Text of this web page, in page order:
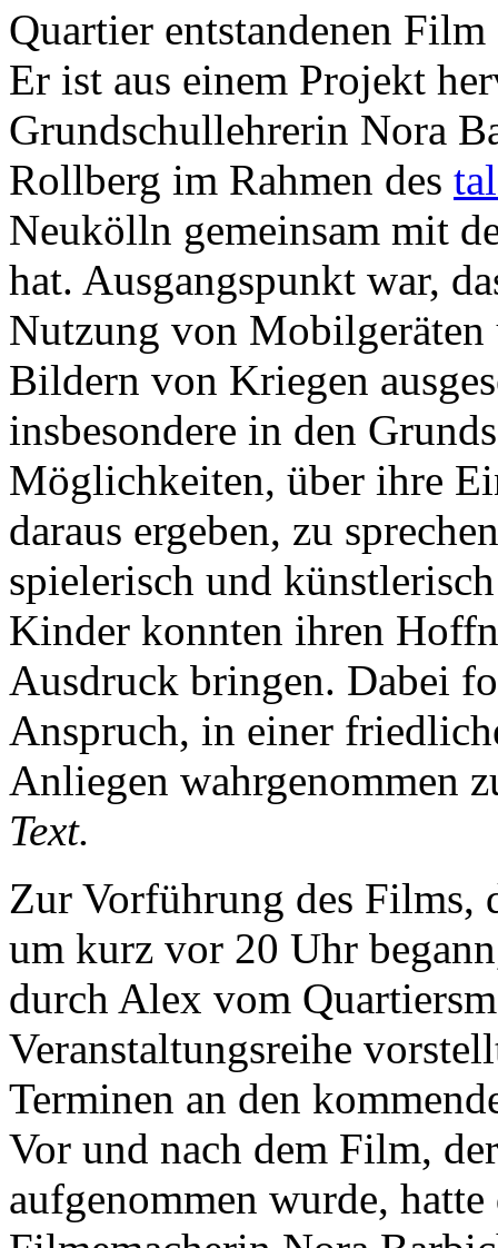
Quartier entstandenen Film
Er ist aus einem Projekt
Grundschullehrerin Nora
Rollberg im Rahmen des
Neukölln gemeinsam mit
hat. Ausgangspunkt war,
Nutzung von
Bildern von Kriegen
insbesondere in den
Möglichkeiten, über ihre
daraus ergeben, zu
spielerisch und
Kinder konnten ihren
Ausdruck bringen. Dabei
Anspruch, in einer
Anliegen wahrgenommen
Text.
Zur Vorführung des
um kurz vor 20 Uhr
durch Alex vom
Veranstaltungsreihe
Terminen an den
Vor und nach dem Film,
aufgenommen wurde,